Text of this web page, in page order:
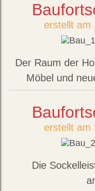
erstellt am
Der Raum der
Möbel und
erstellt am
Die